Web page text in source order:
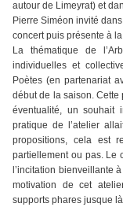
autour de Limeyrat) et
Pierre Siméon invité
concert puis présente à la
La thématique de
individuelles et
Poètes (en partenariat
début de la saison.
éventualité, un
pratique de l’atelier
propositions, cela est
partiellement ou pas. Le
l’incitation bienveillante
motivation de cet
supports phares jusque